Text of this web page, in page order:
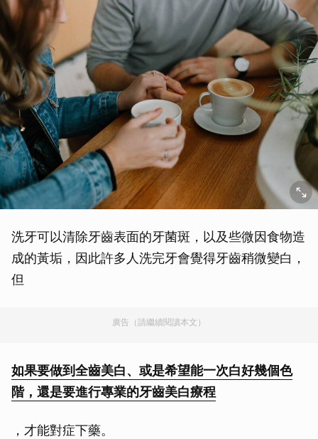
洗牙可以清除牙齒表面的牙菌斑，以及些微因食物造
成的黃垢，因此許多人洗完牙會覺得牙齒稍微變白，
但
廣告（請繼續閱讀本文）
如果要做到全齒美白、或是希望能一次白好幾個色
階，還是要進行專業的牙齒美白療程
，才能對症下藥。